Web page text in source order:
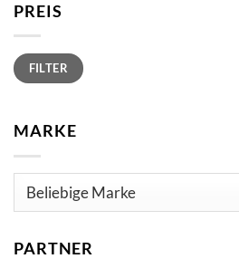
PREIS
Min.
Preis
Max.
PreisFILTER
MARKE
PARTNER